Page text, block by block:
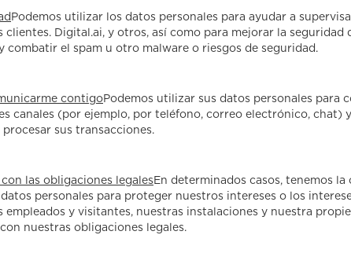
Podemos utilizar los datos personales para ayudar a
clientes. Digital.ai, y otros, así como para mejorar la
combatir el spam u otro malware o riesgos de seguridad.
contigoPodemos utilizar sus datos personales para
canales (por ejemplo, por teléfono, correo electrónico,
sus transacciones.
las obligaciones legalesEn determinados casos, tenemos
personales para proteger nuestros intereses o los
empleados y visitantes, nuestras instalaciones y nuestra
nuestras obligaciones legales.